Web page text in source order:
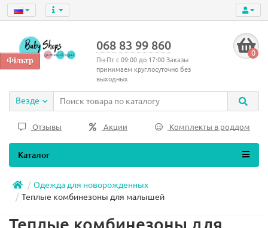
068 83 99 860
Пн-Пт с 09:00 до 17:00 Заказы
принимаем круглосуточно без
выходных
0
Везде
Отзывы Акции Комплекты в роддом
Каталог
Одежда для новорожденных
Теплые комбинезоны для малышей
Теплые комбинезоны для